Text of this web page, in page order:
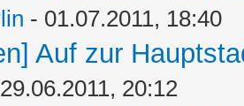
- 01.07.2011, 18:40
Auf zur
20:12